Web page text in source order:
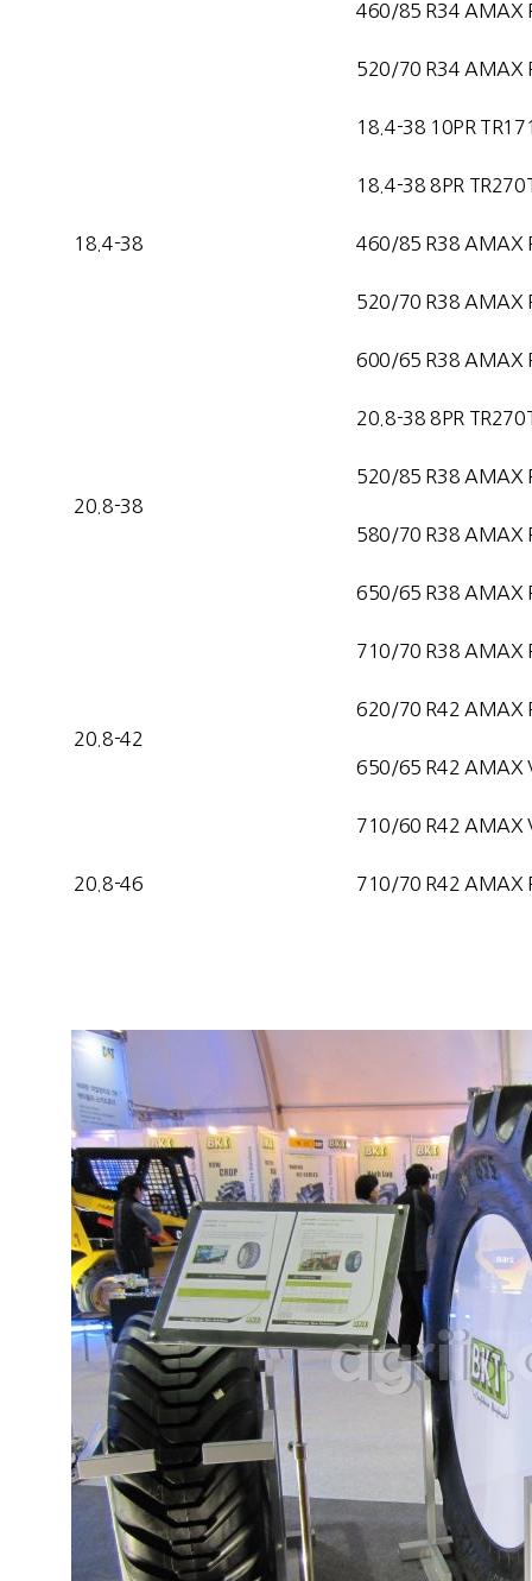
460/85 R34 AMAX
520/70 R34 AMAX
18.4-38
18.4-38 10PR
18.4-38 8PR
460/85 R38 AMAX
520/70 R38 AMAX
600/65 R38 AMAX
20.8-38
20.8-38 8PR
520/85 R38 AMAX
580/70 R38 AMAX
650/65 R38 AMAX
20.8-42
710/70 R38 AMAX
620/70 R42 AMAX
650/65 R42 AMAX
710/60 R42 AMAX
20.8-46 710/70 R42 AMAX